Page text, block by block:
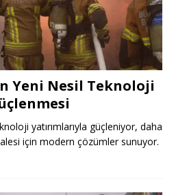
Yeni Nesil Teknoloji
yatırımlarıyla güçleniyor, daha
için modern çözümler sunuyor.